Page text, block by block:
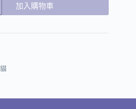
加入購物車
貓